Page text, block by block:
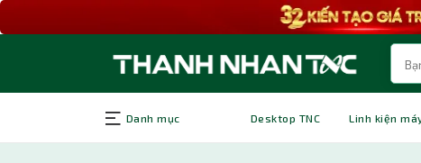
Danh mục Desktop TNC Linh kiện